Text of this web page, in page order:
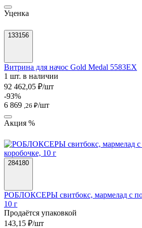
Уценка
133156
Витрина для начос Gold Medal 5583EX
1 шт. в наличии
92 462,05 ₽/шт
-93%
6 869 ,26 ₽/шт
Акция %
284180
РОБЛОКСЕРЫ свитбокс, мармелад с
10 г
Продаётся упаковкой
143,15 ₽/шт